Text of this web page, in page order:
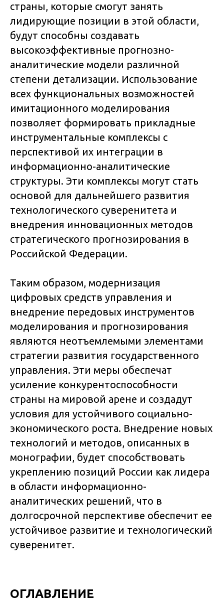
страны, которые смогут занять
лидирующие позиции в этой области,
будут способны создавать
высокоэффективные прогнозно-
аналитические модели различной
степени детализации. Использование
всех функциональных возможностей
имитационного моделирования
позволяет формировать прикладные
инструментальные комплексы с
перспективой их интеграции в
информационно-аналитические
структуры. Эти комплексы могут стать
основой для дальнейшего развития
технологического суверенитета и
внедрения инновационных методов
стратегического прогнозирования в
Российской Федерации.
Таким образом, модернизация
цифровых средств управления и
внедрение передовых инструментов
моделирования и прогнозирования
являются неотъемлемыми элементами
стратегии развития государственного
управления. Эти меры обеспечат
усиление конкурентоспособности
страны на мировой арене и создадут
условия для устойчивого социально-
экономического роста. Внедрение новых
технологий и методов, описанных в
монографии, будет способствовать
укреплению позиций России как лидера
в области информационно-
аналитических решений, что в
долгосрочной перспективе обеспечит ее
устойчивое развитие и технологический
суверенитет.
ОГЛАВЛЕНИЕ